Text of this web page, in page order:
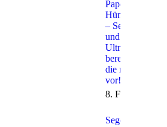
Papenburg
Hümmling e.V.
– Segelflieger
und
Ultraleichtpiloten
bereiten sich auf
die neue Saison
vor!
8. Februar 2026
Segelflug-